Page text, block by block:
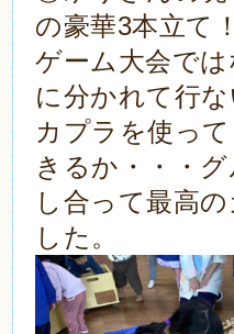
の豪華3本立て！
ゲーム大会で
に分かれて行な
カプラを使っ
きるか・・・
し合って最高
した。